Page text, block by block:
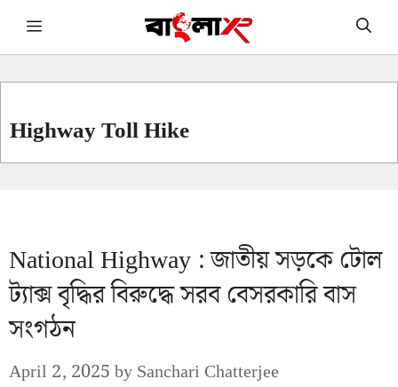
Skip Menu
Highway Toll Hike
National Highway : জাতীয় সড়কে টোল
ট্যাক্স বৃদ্ধির বিরুদ্ধে সরব বেসরকারি বাস
সংগঠন
April 2, 2025bySanchari Chatterjee